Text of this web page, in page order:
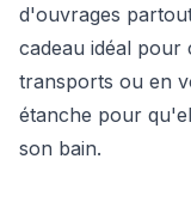
d'ouvrages
cadeau idéal pour
transports ou en
étanche pour
son bain.